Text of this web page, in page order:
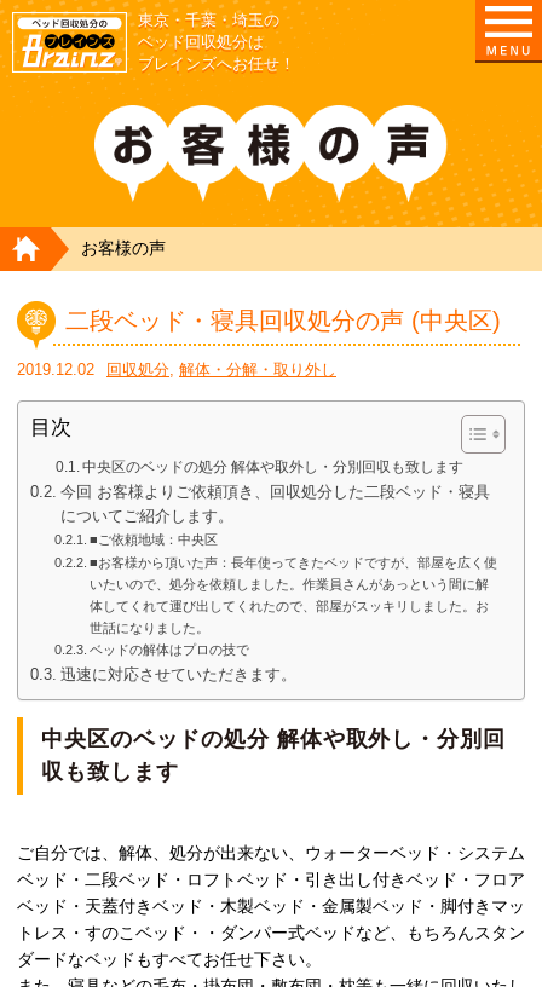
東京・千葉・埼玉の
ベッド回収処分は
ブレインズへお任せ！
HOME
お客様の声
二段ベッド・寝具回収処分の声 (中央区)
2019.12.02 回収処分, 解体・分解・取り外し
目次
中央区のベッドの処分 解体や取外し・分別回収も致します
今回 お客様よりご依頼頂き、回収処分した二段ベッド・寝具
についてご紹介します。
■ご依頼地域：中央区
■お客様から頂いた声：長年使ってきたベッドですが、部屋を広く使
いたいので、処分を依頼しました。作業員さんがあっという間に解
体してくれて運び出してくれたので、部屋がスッキリしました。お
世話になりました。
ベッドの解体はプロの技で
迅速に対応させていただきます。
中央区のベッドの処分 解体や取外し・分別回
収も致します
ご自分では、解体、処分が出来ない、ウォーターベッド・システム
ベッド・二段ベッド・ロフトベッド・引き出し付きベッド・フロア
ベッド・天蓋付きベッド・木製ベッド・金属製ベッド・脚付きマッ
トレス・すのこベッド・・ダンパー式ベッドなど、もちろんスタン
ダードなベッドもすべてお任せ下さい。